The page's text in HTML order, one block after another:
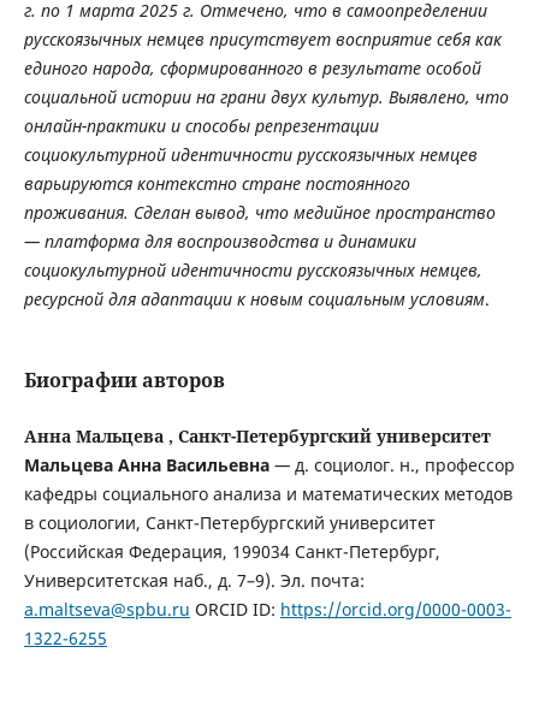
г. по 1 марта 2025 г. Отмечено, что в самоопределении
русскоязычных немцев присутствует восприятие себя как
единого народа, сформированного в результате особой
социальной истории на грани двух культур. Выявлено, что
онлайн-практики и способы репрезентации
социокультурной идентичности русскоязычных немцев
варьируются контекстно стране постоянного
проживания. Сделан вывод, что медийное пространство
— платформа для воспроизводства и динамики
социокультурной идентичности русскоязычных немцев,
ресурсной для адаптации к новым социальным условиям.
Биографии авторов
Анна Мальцева , Санкт-Петербургский университет
Мальцева Анна Васильевна —д. социолог. н., профессор
кафедры социального анализа и математических методов
в социологии, Санкт-Петербургский университет
(Российская Федерация, 199034 Санкт-Петербург,
Университетская наб., д. 7–9). Эл. почта:
a.maltseva@spbu.ru ORCID ID: https://orcid.org/0000-0003-
1322-6255